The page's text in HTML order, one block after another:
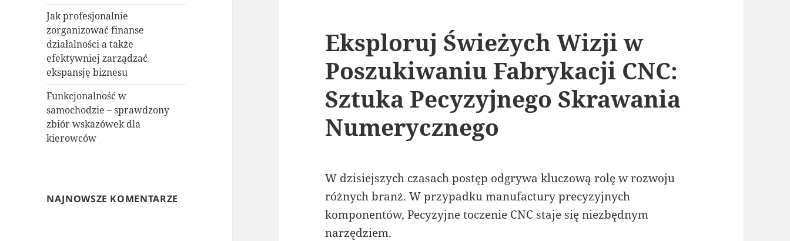
Jak profesjonalnie
zorganizować finanse
działalności a także
efektywniej zarządzać
ekspansję biznesu
Funkcjonalność w
samochodzie – sprawdzony
zbiór wskazówek dla
kierowców
NAJNOWSZE KOMENTARZE
Eksploruj Świeżych Wizji w
Poszukiwaniu Fabrykacji CNC:
Sztuka Pecyzyjnego Skrawania
Numerycznego
W dzisiejszych czasach postęp odgrywa kluczową rolę w rozwoju
różnych branż. W przypadku manufactury precyzyjnych
komponentów, Pecyzyjne toczenie CNC staje się niezbędnym
narzędziem.